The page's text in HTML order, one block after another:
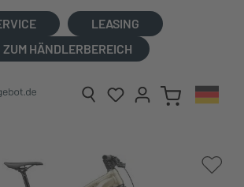
LEASING
ZUM HÄNDLERBEREICH